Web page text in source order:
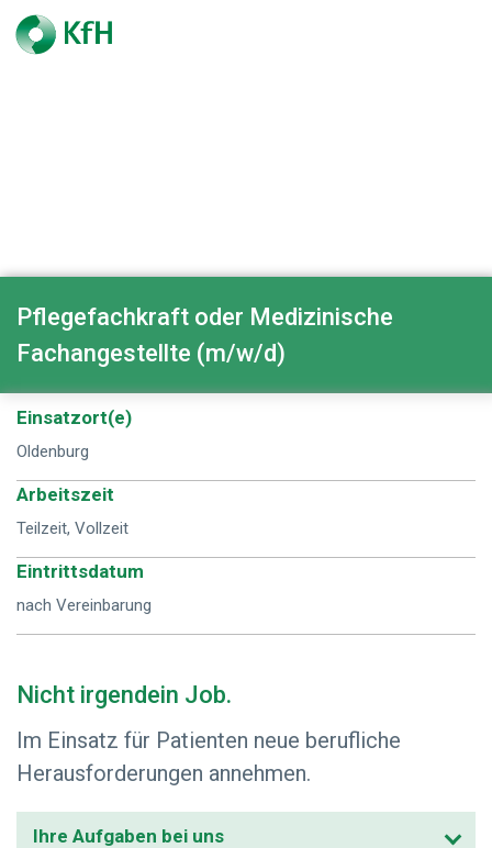
Pflegefachkraft oder Medizinische
Fachangestellte (m/w/d)
Einsatzort(e)
Oldenburg
Arbeitszeit
Teilzeit, Vollzeit
Eintrittsdatum
nach Vereinbarung
Nicht irgendein Job.
Im Einsatz für Patienten neue berufliche
Herausforderungen annehmen.
Ihre Aufgaben bei uns